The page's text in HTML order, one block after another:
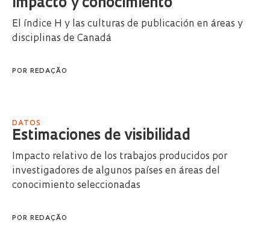
Impacto y conocimiento
El índice H y las culturas de publicación en áreas y
disciplinas de Canadá
POR REDAÇÃO
DATOS
Estimaciones de visibilidad
Impacto relativo de los trabajos producidos por
investigadores de algunos países en áreas del
conocimiento seleccionadas
POR REDAÇÃO